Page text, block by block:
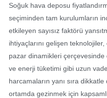
Soğuk hava deposu
seçiminden tam kurulumların
etkileyen sayısız faktörü
ihtiyaçlarını gelişen
pazar dinamikleri çerçevesinde
ve enerji tüketimi gibi uzun
harcamaların yanı sıra
ortamda gezinmek için